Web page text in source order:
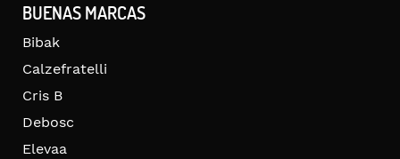
BUENAS MARCAS
Bibak
Calzefratelli
Cris B
Debosc
Elevaa